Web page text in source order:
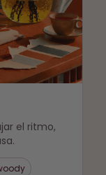
el ritmo,